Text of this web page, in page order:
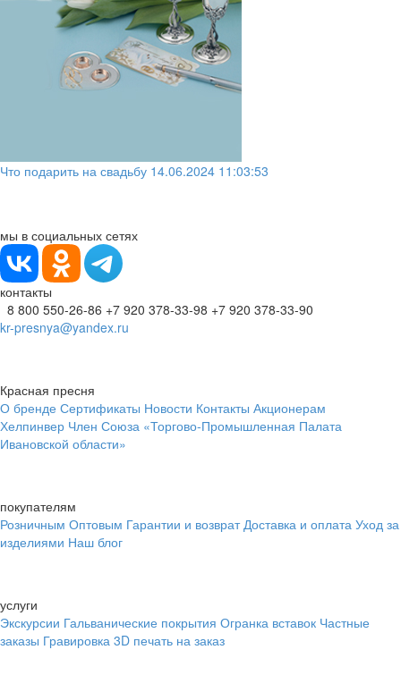
Что подарить на свадьбу 14.06.2024 11:03:53
мы в социальных сетях
контакты
8 800 550-26-86 +7 920 378-33-98 +7 920 378-33-90
kr-presnya@yandex.ru
Красная пресня
О бренде Сертификаты Новости Контакты Акционерам
Хелпинвер Член Союза «Торгово-Промышленная Палата
Ивановской области»
покупателям
Розничным Оптовым Гарантии и возврат Доставка и оплата Уход за
изделиями Наш блог
услуги
Экскурсии Гальванические покрытия Огранка вставок Частные
заказы Гравировка 3D печать на заказ